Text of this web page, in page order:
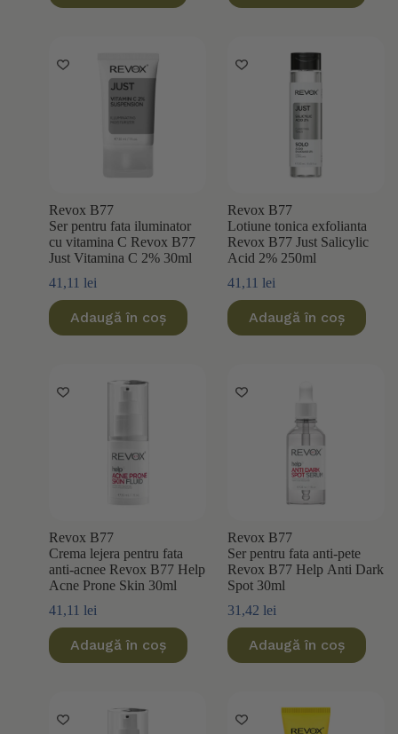
Revox B77
Ser pentru fata iluminator
cu vitamina C Revox B77
Just Vitamina C 2% 30ml
41,11 lei
Adaugă în coș
Revox B77
Lotiune tonica exfolianta
Revox B77 Just Salicylic
Acid 2% 250ml
41,11 lei
Adaugă în coș
Revox B77
Crema lejera pentru fata
anti-acnee Revox B77 Help
Acne Prone Skin 30ml
41,11 lei
Adaugă în coș
Revox B77
Ser pentru fata anti-pete
Revox B77 Help Anti Dark
Spot 30ml
31,42 lei
Adaugă în coș